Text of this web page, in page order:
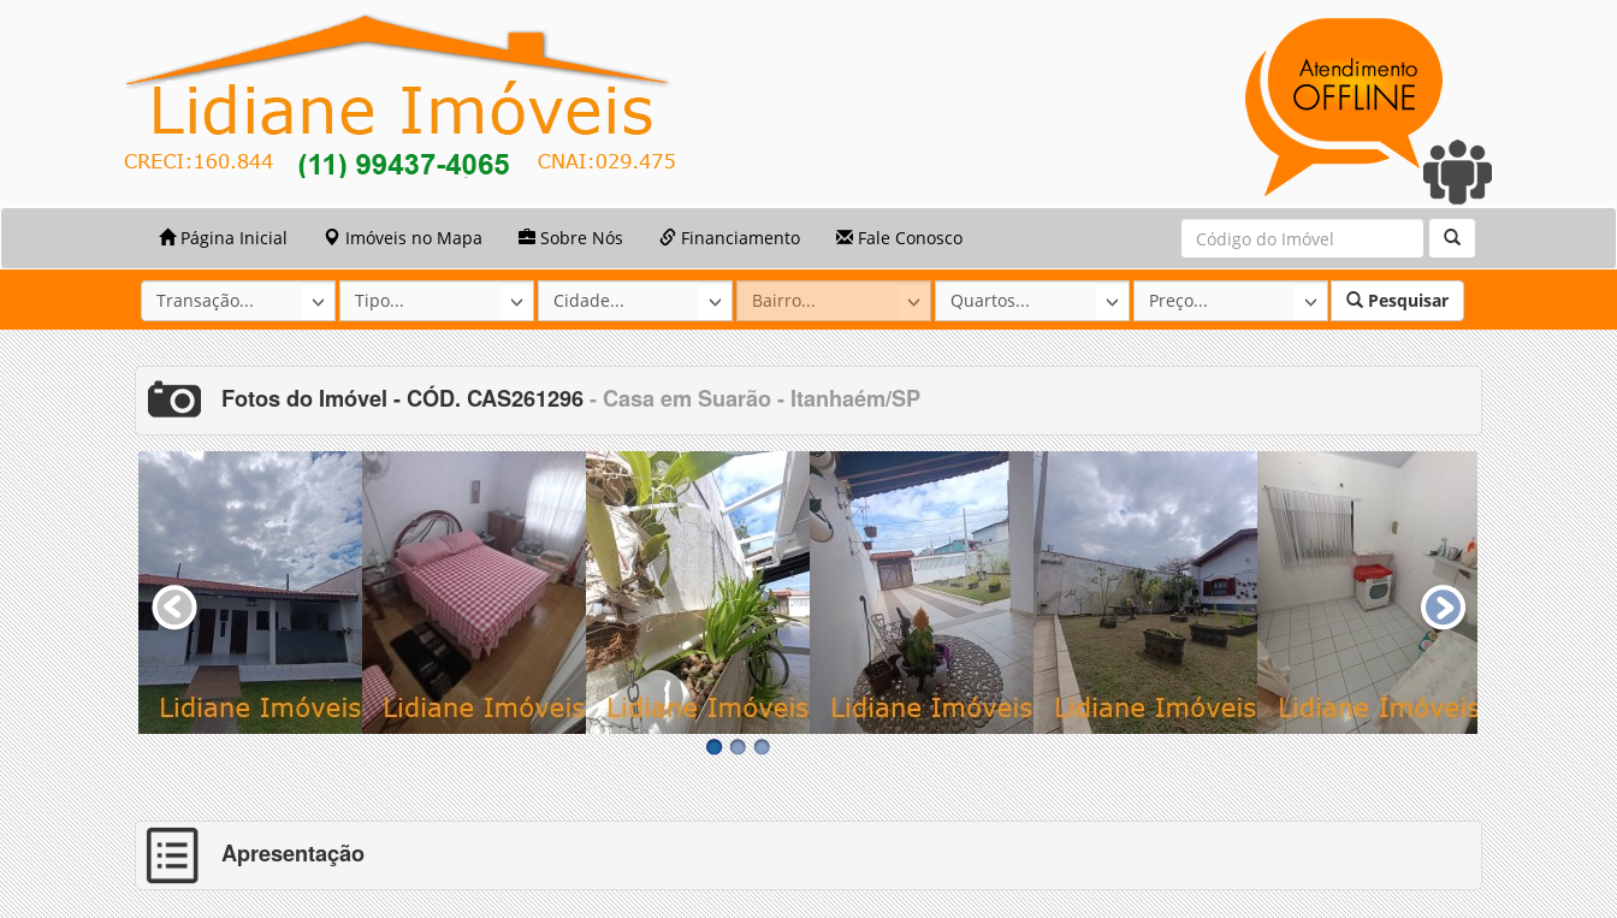
Página Inicial Imóveis no Mapa Sobre Nós Financiamento Fale Conosco
Pesquisar
Fotos do Imóvel - CÓD. CAS261296- Casa em Suarão - Itanhaém/SP
Apresentação